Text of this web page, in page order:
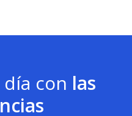
con las